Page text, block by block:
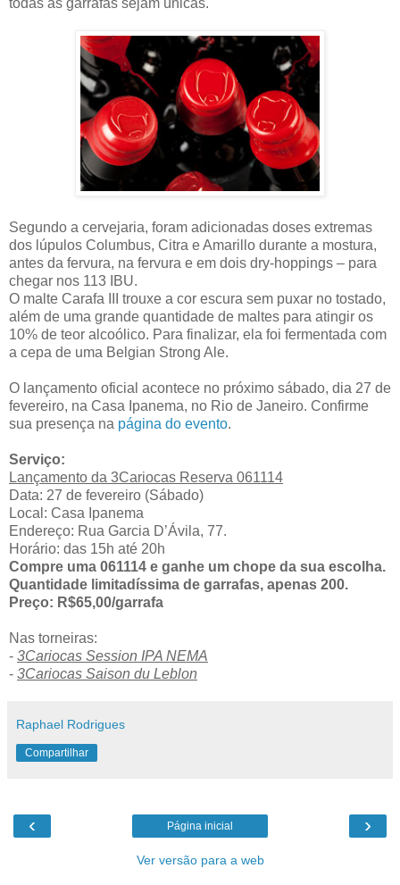
todas as garrafas sejam únicas.
Segundo a cervejaria, foram adicionadas doses extremas
dos lúpulos Columbus, Citra e Amarillo durante a mostura,
antes da fervura, na fervura e em dois dry-hoppings – para
chegar nos 113 IBU.
O malte Carafa III trouxe a cor escura sem puxar no tostado,
além de uma grande quantidade de maltes para atingir os
10% de teor alcoólico. Para finalizar, ela foi fermentada com
a cepa de uma Belgian Strong Ale.
O lançamento oficial acontece no próximo sábado, dia 27 de
fevereiro, na Casa Ipanema, no Rio de Janeiro. Confirme
sua presença na página do evento.
Serviço:
Lançamento da 3Cariocas Reserva 061114
Data: 27 de fevereiro (Sábado)
Local: Casa Ipanema
Endereço: Rua Garcia D’Ávila, 77.
Horário: das 15h até 20h
Compre uma 061114 e ganhe um chope da sua escolha.
Quantidade limitadíssima de garrafas, apenas 200.
Preço: R$65,00/garrafa
Nas torneiras:
- 3Cariocas Session IPA NEMA
- 3Cariocas Saison du Leblon
Raphael Rodrigues
Compartilhar
‹ ›
Página inicial
Ver versão para a web